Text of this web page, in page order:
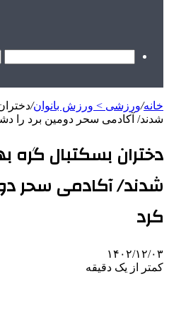
خانه/ورزشی > ورزش بانوان/
شدند/ آکادمی سحر دومین برد را
دختران بسکتبال گره
شدند/ آکادمی سحر
کرد
۱۴۰۲/۱۲/۰۳
کمتر از یک دقیقه